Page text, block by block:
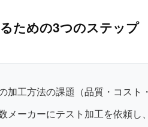
ための3つのステップ
工方法の課題（品質・コスト
メーカーにテスト加工を依頼し